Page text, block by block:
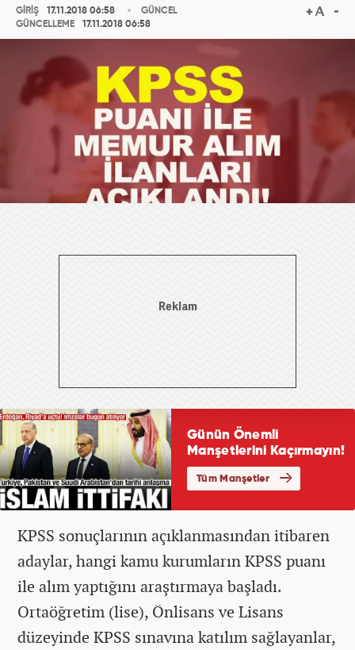
GİRİŞ
17.11.2018 06:58
GÜNCELLEME
17.11.2018 06:58
GÜNCEL
KPSS sonuçlarının açıklanmasından itibaren
adaylar, hangi kamu kurumların KPSS puanı
ile alım yaptığını araştırmaya başladı.
Ortaöğretim (lise), Önlisans ve Lisans
düzeyinde KPSS sınavına katılım sağlayanlar,